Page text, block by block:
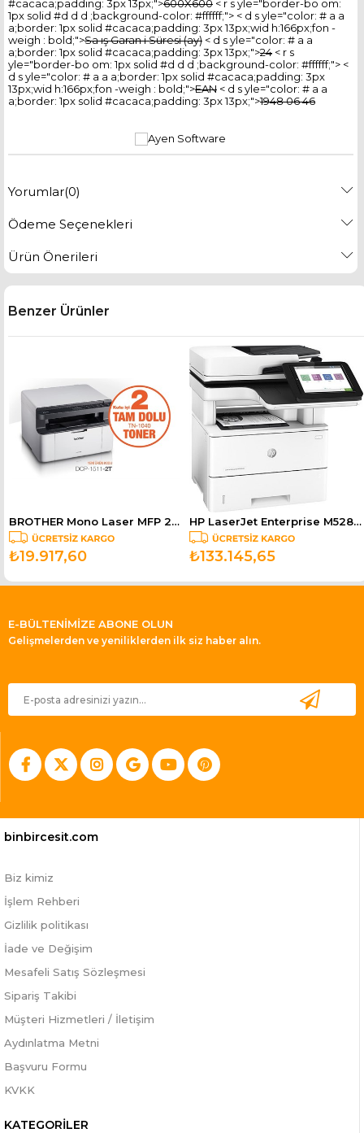
#cacaca;padding: 3px 13px;">600X600 < r s yle="border-bo om:
1px solid #d d d ;background-color: #ffffff;"> < d s yle="color: # a a
a;border: 1px solid #cacaca;padding: 3px 13px;wid h:166px;fon -
weigh : bold;">Sa ış Garan i Süresi (ay) < d s yle="color: # a a
a;border: 1px solid #cacaca;padding: 3px 13px;">24 < r s
yle="border-bo om: 1px solid #d d d ;background-color: #ffffff;"> <
d s yle="color: # a a a;border: 1px solid #cacaca;padding: 3px
13px;wid h:166px;fon -weigh : bold;">EAN < d s yle="color: # a a
a;border: 1px solid #cacaca;padding: 3px 13px;">1948 06 46
Yorumlar(0)
Ödeme Seçenekleri
Ürün Önerileri
Benzer Ürünler
BROTHER Mono Laser MFP 20ppm A4 Yazıcı DCP-1511-2T
₺19.917,60
HP LaserJet Enterprise M528DN Mono Laser MFP 43ppm A4 Yazıcı 1PV64A
₺133.145,65
E-BÜLTENİMİZE ABONE OLUN
Gelişmelerden ve yeniliklerden ilk siz haber alın.
binbircesit.com
Biz kimiz
İşlem Rehberi
Gizlilik politikası
İade ve Değişim
Mesafeli Satış Sözleşmesi
Sipariş Takibi
Müşteri Hizmetleri / İletişim
Aydınlatma Metni
Başvuru Formu
KVKK
KATEGORİLER